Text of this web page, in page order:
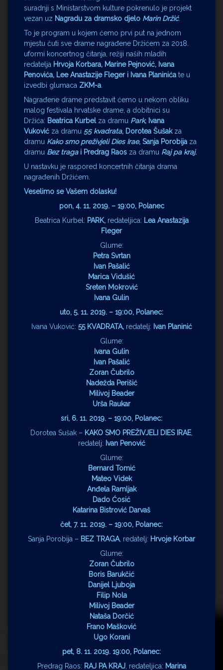
suradnji s Ministarstvom kulture pokrenulo je projekt
vezan uz Nagradu za dramsko djelo Marin Držić.
To je program u kojem ćemo prvi put na jednom
mjestu čuti sve drame nagrađene Držićem za 2018.
uformi koncertnog čitanja, režiji naših mladih
redatelja Hrvoja Korbara, Marine Pejnović, Ivana
Penovića, Lee Anastazije Fleger i Ivana Planinića te u
izvedbi glumaca ZKM-a
Nagrađene drame predstavit ćemo u nekom obliku
malog festivala hrvatske drame, a dobitnici su
Držića: Beatrica Kurbel za dramu Park, Ivana
Vuković za dramu 55 kvadrata, Dorotea Šušakza
dramu Kako smo preživjeli Dies Irae, Sanja Porobija za
dramu Bez tragai Predrag Raos za dramu Raj pa kraj.
U nastavku je raspored koncertnih čitanja drama
nagrađenih Držićem.
Veselimo se Vašem dolasku!
pon, 4. 11. 2019. – 19:00, Polanec
Beatrica Kurbel: PARK, redateljica: Lea Anastazija
Fleger
Glume:
Petra Svrtan
Ivan Pašalić
Marica Vidušić
Sreten Mokrović
Ivana Gulin
uto, 5. 11. 2019. – 19:00, Polanec:
Ivana Vuković: 55 KVADRATA, redatelj: Ivan Planinić
Glume:
Ivana Gulin
Ivan Pašalić
Zoran Čubrilo
Nadežda Perišić
Milivoj Beader
Urša Raukar
sri, 6. 11. 2019. – 19:00, Polanec:
Dorotea Sušak – KAKO SMO PREŽIVJELI DIES IRAE
redatelj: Ivan Penović
Glume:
Bernard Tomić
Mateo Videk
Anđela Ramljak
Dado Ćosić
Katarina Bistrović Darvaš
čet, 7. 11. 2019. – 19:00, Polanec:
Sanja Porobija – BEZ TRAGA, redatelj: Hrvoje Korbar
Glume:
Zoran Čubrilo
Boris Barukčić
Danijel Ljuboja
Filip Nola
Milivoj Beader
Nataša Dorčić
Frano Mašković
Ugo Korani
pet, 8. 11. 2019. 19:00, Polanec:
Predrag Raos: RAJ PA KRAJ, redateljica: Marina